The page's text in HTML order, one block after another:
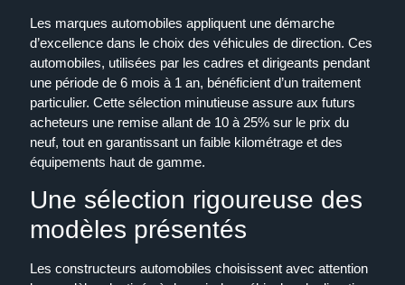
Les marques automobiles appliquent une démarche
d’excellence dans le choix des véhicules de direction. Ces
automobiles, utilisées par les cadres et dirigeants pendant
une période de 6 mois à 1 an, bénéficient d’un traitement
particulier. Cette sélection minutieuse assure aux futurs
acheteurs une remise allant de 10 à 25% sur le prix du
neuf, tout en garantissant un faible kilométrage et des
équipements haut de gamme.
Une sélection rigoureuse des
modèles présentés
Les constructeurs automobiles choisissent avec attention